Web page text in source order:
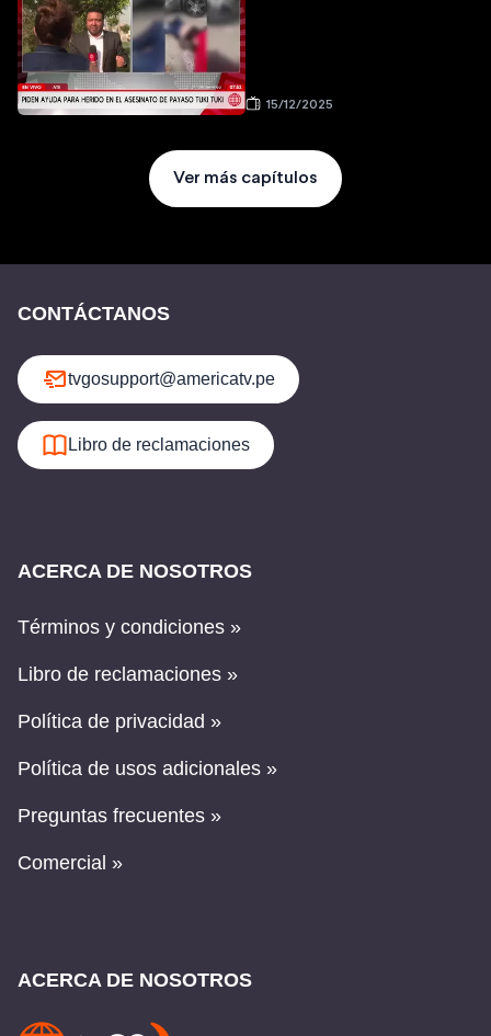
15/12/2025
Ver más capítulos
CONTÁCTANOS
tvgosupport@americatv.pe
Libro de reclamaciones
ACERCA DE NOSOTROS
Términos y condiciones »
Libro de reclamaciones »
Política de privacidad »
Política de usos adicionales »
Preguntas frecuentes »
Comercial »
ACERCA DE NOSOTROS